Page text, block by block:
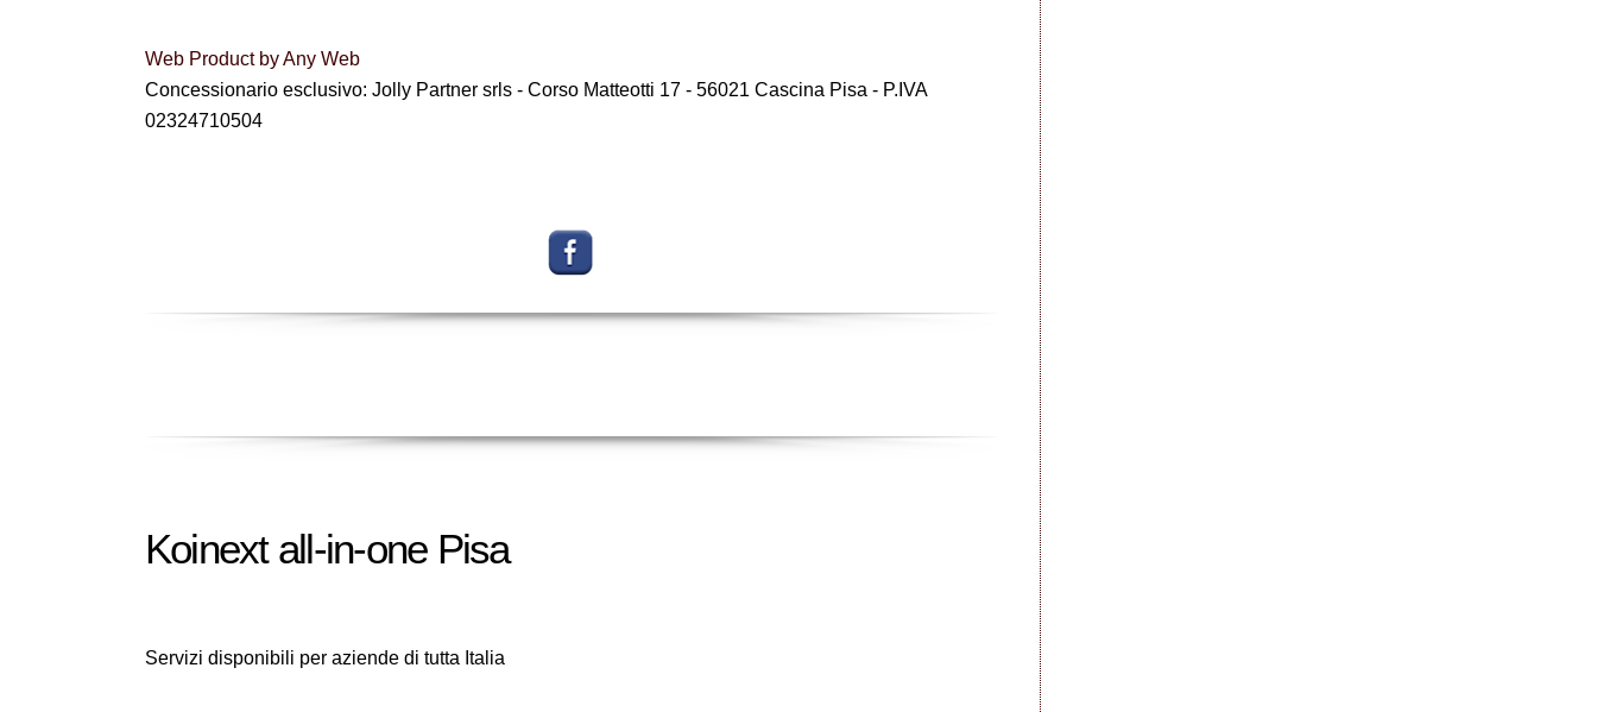
Web Product byAny Web
Concessionario esclusivo: Jolly Partner srls - Corso Matteotti 17 - 56021 Cascina Pisa - P.IVA
02324710504
Koinext all-in-one Pisa
Servizi disponibili per aziende di tutta Italia